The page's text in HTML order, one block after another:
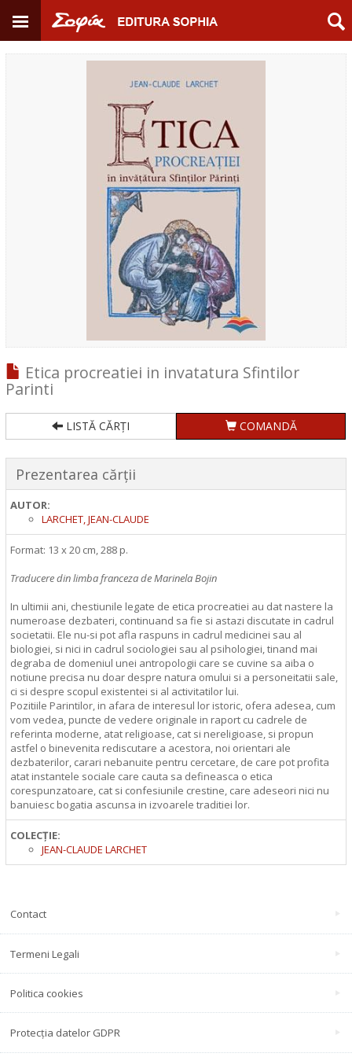
Etica procreatiei in invatatura Sfintilor
Parinti
LISTĂ CĂRȚI COMANDĂ
Prezentarea cărții
AUTOR:
LARCHET, JEAN-CLAUDE
Format: 13 x 20 cm, 288 p.
Traducere din limba franceza de Marinela Bojin
In ultimii ani, chestiunile legate de etica procreatiei au dat nastere la
numeroase dezbateri, continuand sa fie si astazi discutate in cadrul
societatii. Ele nu-si pot afla raspuns in cadrul medicinei sau al
biologiei, si nici in cadrul sociologiei sau al psihologiei, tinand mai
degraba de domeniul unei antropologii care se cuvine sa aiba o
notiune precisa nu doar despre natura omului si a personeitatii sale,
ci si despre scopul existentei si al activitatilor lui.
Pozitiile Parintilor, in afara de interesul lor istoric, ofera adesea, cum
vom vedea, puncte de vedere originale in raport cu cadrele de
referinta moderne, atat religioase, cat si nereligioase, si propun
astfel o binevenita rediscutare a acestora, noi orientari ale
dezbaterilor, carari nebanuite pentru cercetare, de care pot profita
atat instantele sociale care cauta sa defineasca o etica
corespunzatoare, cat si confesiunile crestine, care adeseori nici nu
banuiesc bogatia ascunsa in izvoarele traditiei lor.
COLECȚIE:
JEAN-CLAUDE LARCHET
Contact
Termeni Legali
Politica cookies
Protecția datelor GDPR